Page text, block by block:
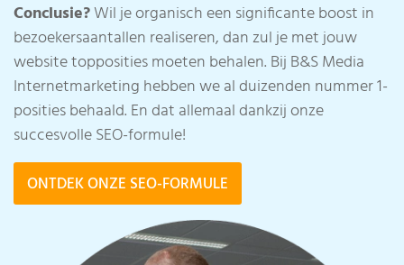
Conclusie?Wil je organisch een significante boost in
bezoekersaantallen realiseren, dan zul je met jouw
website topposities moeten behalen. Bij B&S Media
Internetmarketing hebben we al duizenden nummer 1-
posities behaald. En dat allemaal dankzij onze
succesvolle SEO-formule!
ONTDEK ONZE SEO-FORMULE